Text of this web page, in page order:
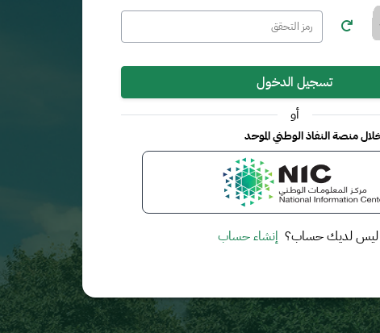
تسجيل الدخول
أو
منصة النفاذ الوطني الموحد
ليس لديك حساب؟ إنشاء حساب